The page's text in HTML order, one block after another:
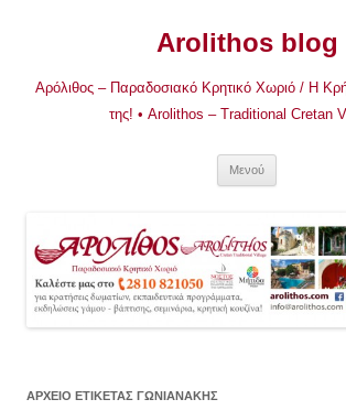
Arolithos blog
Αρόλιθος – Παραδοσιακό Κρητικό Χωριό / Η
της! • Arolithos – Traditional Cretan
Μενού
ΑΡΧΕΊΟ ΕΤΙΚΈΤΑΣ ΓΩΝΙΑΝΑΚΗΣ